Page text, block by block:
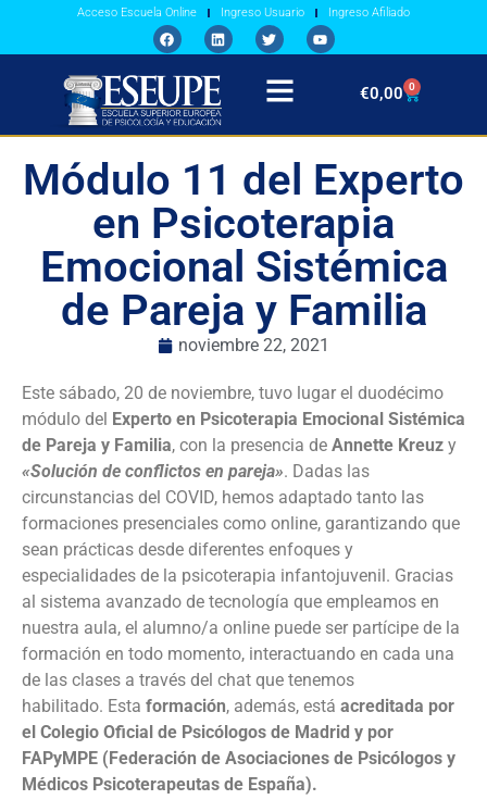
Acceso Escuela Online Ingreso Usuario Ingreso Afiliado
€0,00 0
Módulo 11 del Experto
en Psicoterapia
Emocional Sistémica
de Pareja y Familia
noviembre 22, 2021
Este sábado, 20 de noviembre, tuvo lugar el duodécimo
módulo de Experto en Psicoterapia Emocional Sistémica
de Pareja y Familia, con la presencia de Annette Kreuz y
«Solución de conflictos en pareja». Dadas las
circunstancias del COVID, hemos adaptado tanto las
formaciones presenciales como online, garantizando que
sean prácticas desde diferentes enfoques y
especialidades de la psicoterapia infantojuvenil. Gracias
al sistema avanzado de tecnología que empleamos en
nuestra aula, el alumno/a online puede ser partícipe de la
formación en todo momento, interactuando en cada una
de las clases a través del chat que tenemos
habilitado. Esta formación, además, está acreditada por
el Colegio Oficial de Psicólogos de Madrid y por
FAPyMPE (Federación de Asociaciones de Psicólogos y
Médicos Psicoterapeutas de España).